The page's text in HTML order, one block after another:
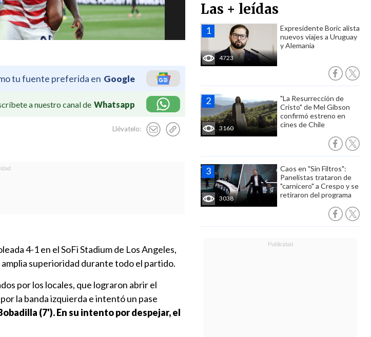
tu fuente preferida en Google
a nuestro canal de Whatsapp
Llévatelo:
Las + leídas
4723
Expresidente Boric alista
nuevos viajes a Uruguay
y Alemania
3160
"La Resurrección de
Cristo" de Mel Gibson
confirmó estreno en
cines de Chile
3038
Caos en "Sin Filtros":
Panelistas trataron de
"carnicero" a Crespo y se
retiraron del programa
4-1 en el SoFi Stadium de Los Angeles,
superioridad durante todo el partido.
por los locales, que lograron abrir el
la banda izquierda e intentó un pase
(7'). En su intento por despejar, el